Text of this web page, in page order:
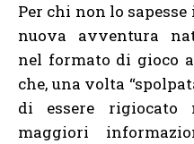
Per chi non lo
nuova avventura
nel formato di gioco
che, una volta
di essere rigiocato
maggiori